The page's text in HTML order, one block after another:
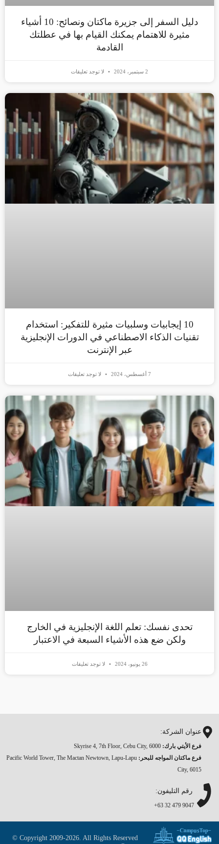
دليل السفر إلى جزيرة ماكتان ونصائح: 10 أشياء
مثيرة للاهتمام يمكنك القيام بها في عطلتك
القادمة
2 سبتمبر، 2024 لا توجد تعليقات
10 إيجابيات وسلبيات مثيرة للتفكير: استخدام
تقنيات الذكاء الاصطناعي في الدورات الإنجليزية
عبر الإنترنت
7 أغسطس، 2024 لا توجد تعليقات
تحدى نفسك: تعلم اللغة الإنجليزية في الخارج
ولكن ضع هذه الأشياء السبعة في الاعتبار
26 يونيو، 2024 لا توجد تعليقات
عنوان الشركة:
فرع الأيتي بارك: Skyrise 4, 7th Floor, Cebu City, 6000
فرع ماكتان المواجه للبحر :
Pacific World Tower, The Mactan Newtown, Lapu-Lapu
City, 6015
رقم التليفون:
9047 479 32 63+
© Copyright 2009-2026. All Rights Reserved